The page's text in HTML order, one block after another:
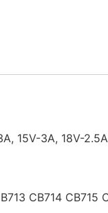
15V-3A, 18V-
CB714 CB715